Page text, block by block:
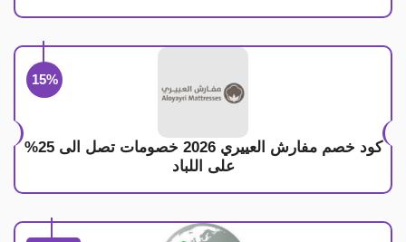
15%
كود خصم مفارش العييري 2026 خصومات تصل الى 25%
على اللباد